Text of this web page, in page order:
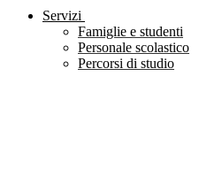
Servizi
Famiglie e studenti
Personale scolastico
Percorsi di studio